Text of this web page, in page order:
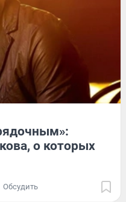
о которых
Обсудить